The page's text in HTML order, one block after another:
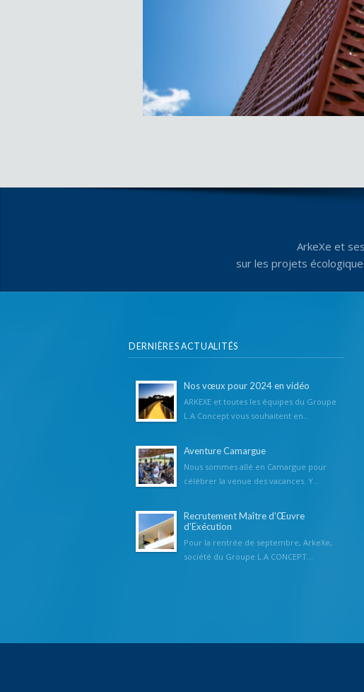
ArkeXe et
sur les projets
DERNIÈRES ACTUALITÉS
Nos vœux pour 2024 en vidéo
ARKEXE et toutes les équipes du Groupe
L.A Concept vous souhaitent en...
Aventure Camargue
Nous sommes allé en Camargue pour
célébrer la venue des vacances. Y...
Recrutement Maître d’Œuvre
d’Exécution
Pour la rentrée de septembre, ArkeXe,
société du Groupe L.A CONCEPT...